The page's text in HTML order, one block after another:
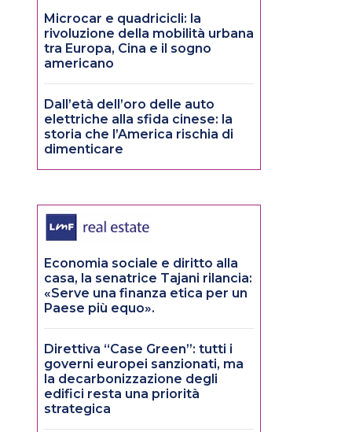
Microcar e quadricicli: la
rivoluzione della mobilità urbana
tra Europa, Cina e il sogno
americano
Dall’età dell’oro delle auto
elettriche alla sfida cinese: la
storia che l’America rischia di
dimenticare
Economia sociale e diritto alla
casa, la senatrice Tajani rilancia:
«Serve una finanza etica per un
Paese più equo».
Direttiva “Case Green”: tutti i
governi europei sanzionati, ma
la decarbonizzazione degli
edifici resta una priorità
strategica